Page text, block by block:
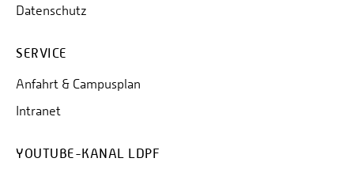
Datenschutz
SERVICE
Anfahrt & Campusplan
Intranet
YOUTUBE-KANAL LDPF